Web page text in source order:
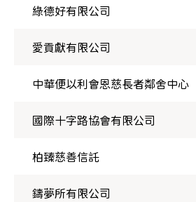
綠德好有限公司
愛貢獻有限公司
中華便以利會恩慈長者鄰舍中心
國際十字路協會有限公司
柏臻慈善信託
鑄夢所有限公司